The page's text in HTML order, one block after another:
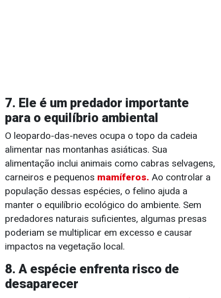
7. Ele é um predador importante
para o equilíbrio ambiental
O leopardo-das-neves ocupa o topo da cadeia
alimentar nas montanhas asiáticas. Sua
alimentação inclui animais como cabras selvagens,
carneiros e pequenos mamíferos. Ao controlar a
população dessas espécies, o felino ajuda a
manter o equilíbrio ecológico do ambiente. Sem
predadores naturais suficientes, algumas presas
poderiam se multiplicar em excesso e causar
impactos na vegetação local.
8. A espécie enfrenta risco de
desaparecer